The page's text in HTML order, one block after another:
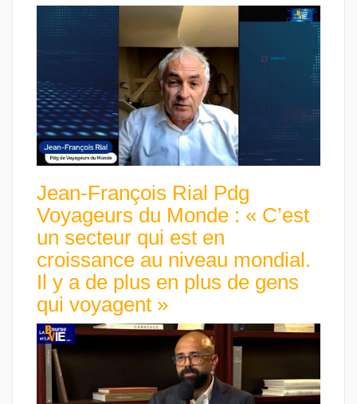
Jean-François Rial Pdg
Voyageurs du Monde : « C’est
un secteur qui est en
croissance au niveau mondial.
Il y a de plus en plus de gens
qui voyagent »